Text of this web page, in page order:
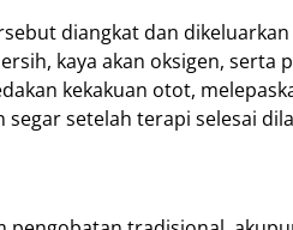
diangkat dan
kaya akan oksigen,
kekakuan otot,
setelah terapi selesai